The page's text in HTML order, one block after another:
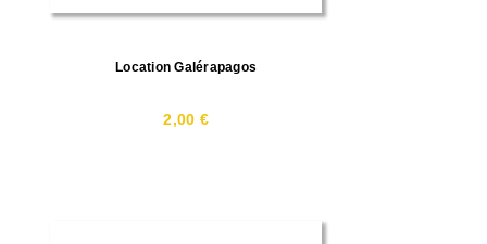
Location Galérapagos
2,00 €